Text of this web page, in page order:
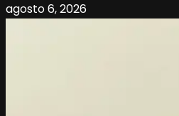
agosto 6, 2026